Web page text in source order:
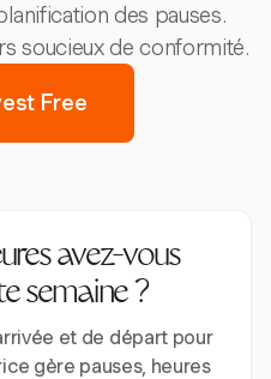
des pauses.
soucieux de conformité.
Free
avez-vous
semaine ?
et de départ pour
gère pauses, heures